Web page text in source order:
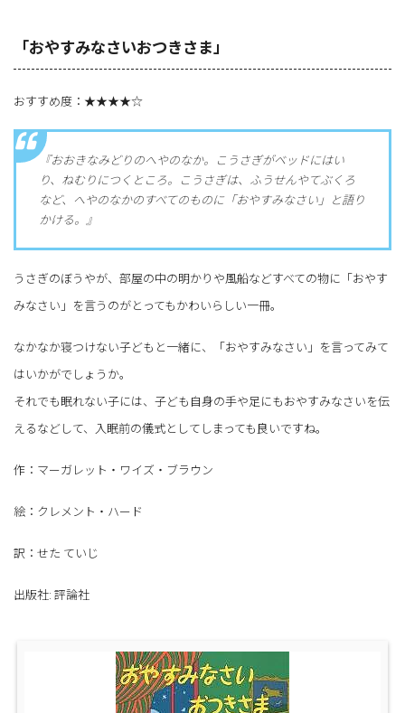
「おやすみなさいおつきさま」
おすすめ度：★★★★☆
『おおきなみどりのへやのなか。こうさぎがベッドにはい
り、ねむりにつくところ。こうさぎは、ふうせんやてぶくろ
など、へやのなかのすべてのものに「おやすみなさい」と語り
かける。』
うさぎのぼうやが、部屋の中の明かりや風船などすべての物に「おやす
みなさい」を言うのがとってもかわいらしい一冊。
なかなか寝つけない子どもと一緒に、「おやすみなさい」を言ってみて
はいかがでしょうか。
それでも眠れない子には、子ども自身の手や足にもおやすみなさいを伝
えるなどして、入眠前の儀式としてしまっても良いですね。
作：マーガレット・ワイズ・ブラウン
絵：クレメント・ハード
訳：せた ていじ
出版社: 評論社